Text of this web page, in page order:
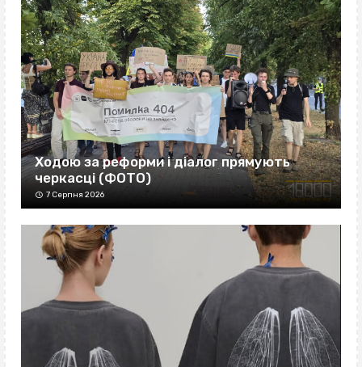
Ходою за реформи і діалог прямують
черкасці (ФОТО)
7 Серпня 2026